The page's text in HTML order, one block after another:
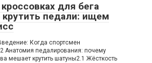
для бега
крутить педали: ищем
Когда спортсмен
Анатомия педалирования: почему
мешает крутить шатуны2.1 Жёсткость